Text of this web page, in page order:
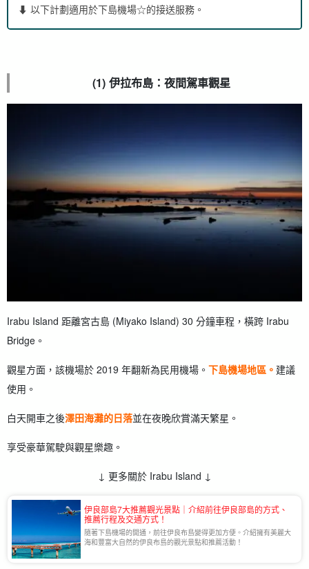
⬇︎ 以下計劃適用於下島機場☆的接送服務。
(1) 伊拉布島：夜間駕車觀星
Irabu Island 距離宮古島 (Miyako Island) 30 分鐘車程，橫跨 Irabu
Bridge。
觀星方面，該機場於 2019 年翻新為民用機場。 下島機場地區。 建議
使用。
白天開車之後澤田海灘的日落並在夜晚欣賞滿天繁星。
享受豪華駕駛與觀星樂趣。
↓ 更多關於 Irabu Island ↓
伊良部島7大推薦觀光景點｜介紹前往伊良部島的方式、
推薦行程及交通方式！
隨著下島機場的開通，前往伊良布島變得更加方便。介紹擁有美麗大
海和豐富大自然的伊良布島的觀光景點和推薦活動！